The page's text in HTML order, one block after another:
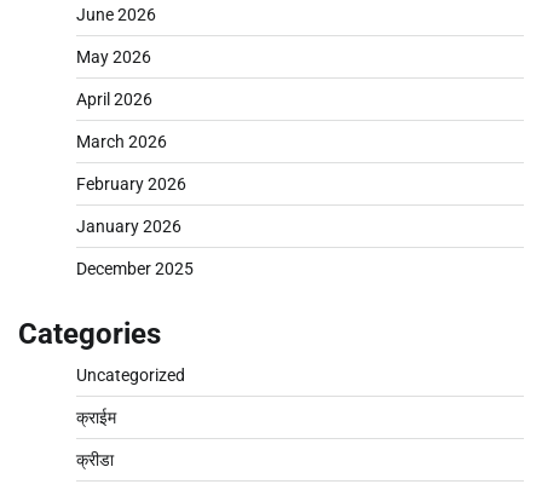
June 2026
May 2026
April 2026
March 2026
February 2026
January 2026
December 2025
Categories
Uncategorized
क्राईम
क्रीडा